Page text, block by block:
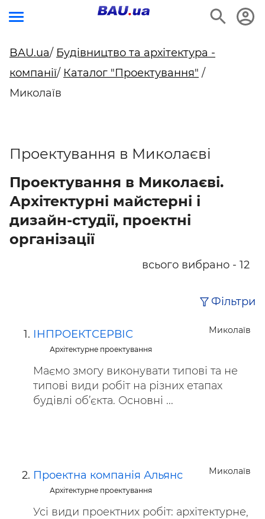
BAU.ua/ Будівництво та архітектура -
компанії/ Каталог "Проектування" /
Миколаїв
Проектування в Миколаєві
Проектування в Миколаєві.
Архітектурні майстерні і
дизайн-студії, проектні
організації
всього вибрано - 12
Фільтри
Миколаїв
ІНПРОЕКТСЕРВІС
Архітектурне проектування
Маємо змогу виконувати типові та не
типові види робіт на різних етапах
будівлі об’єкта. Основні ...
Миколаїв
Проектна компанія Альянс
Архітектурне проектування
Усі види проектних робіт: архітектурне,